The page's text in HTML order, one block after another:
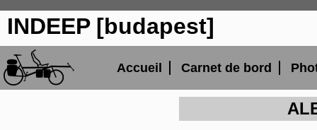
INDEEP [budapest]
Accueil Carnet de bord